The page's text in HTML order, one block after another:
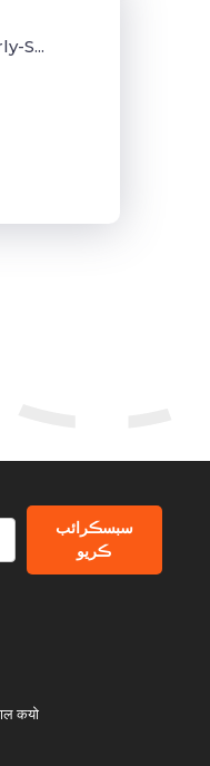
S...
سبسڪرائب
ڪریو
कयो